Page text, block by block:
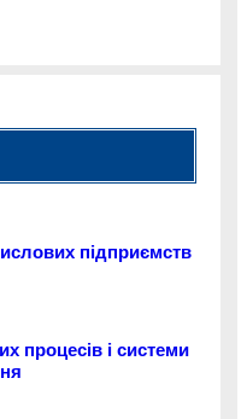
підприємств
процесів і системи